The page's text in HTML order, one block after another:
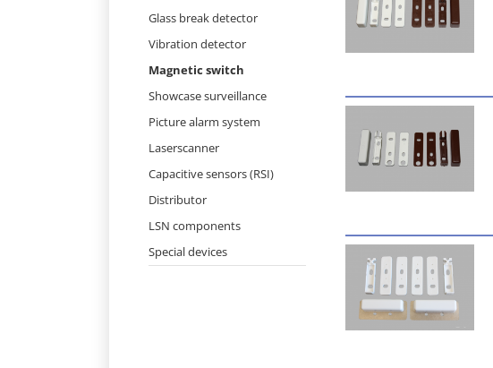
Skip
Glass break detector
Vibration detector
Magnetic switch
Showcase surveillance
Picture alarm system
Laserscanner
Capacitive sensors (RSI)
Distributor
LSN components
Special devices